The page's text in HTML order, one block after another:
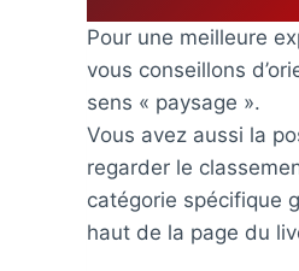
Pour une meilleure
vous conseillons
sens « paysage ».
Vous avez aussi la
regarder le
catégorie spécifique
haut de la page du